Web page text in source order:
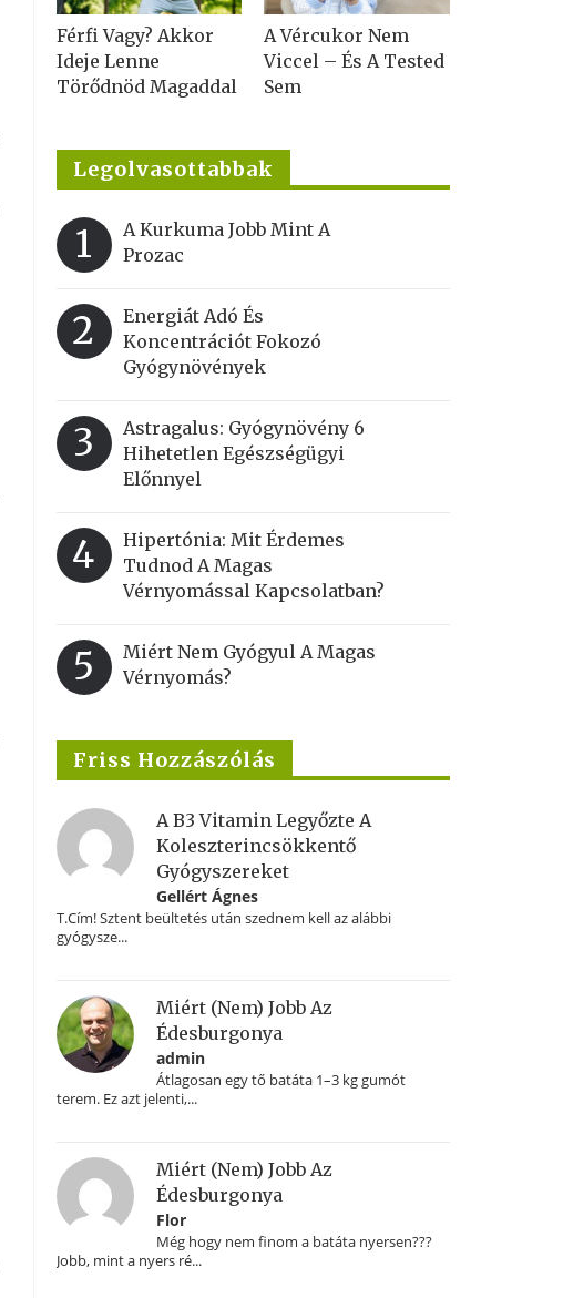
Férfi Vagy? Akkor
Ideje Lenne
Törődnöd Magaddal
A Vércukor Nem
Viccel – És A Tested
Sem
Legolvasottabbak
1
A Kurkuma Jobb Mint A
Prozac
2
Energiát Adó És
Koncentrációt Fokozó
Gyógynövények
3
Astragalus: Gyógynövény 6
Hihetetlen Egészségügyi
Előnnyel
4
Hipertónia: Mit Érdemes
Tudnod A Magas
Vérnyomással Kapcsolatban?
5
Miért Nem Gyógyul A Magas
Vérnyomás?
Friss Hozzászólás
A B3 Vitamin Legyőzte A
Koleszterincsökkentő
Gyógyszereket
Gellért Ágnes
T.Cím! Sztent beültetés után szednem kell az alábbi
gyógysze...
Miért (nem) Jobb Az
Édesburgonya
admin
Átlagosan egy tő batáta 1–3 kg gumót
terem. Ez azt jelenti,...
Miért (nem) Jobb Az
Édesburgonya
Flor
Még hogy nem finom a batáta nyersen???
Jobb, mint a nyers ré...